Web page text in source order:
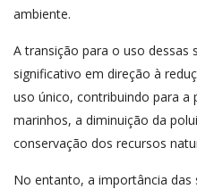
ambiente.
A transição para o uso dessas
significativo em direção à
uso único, contribuindo para a
marinhos, a diminuição da
conservação dos recursos
No entanto, a importância das